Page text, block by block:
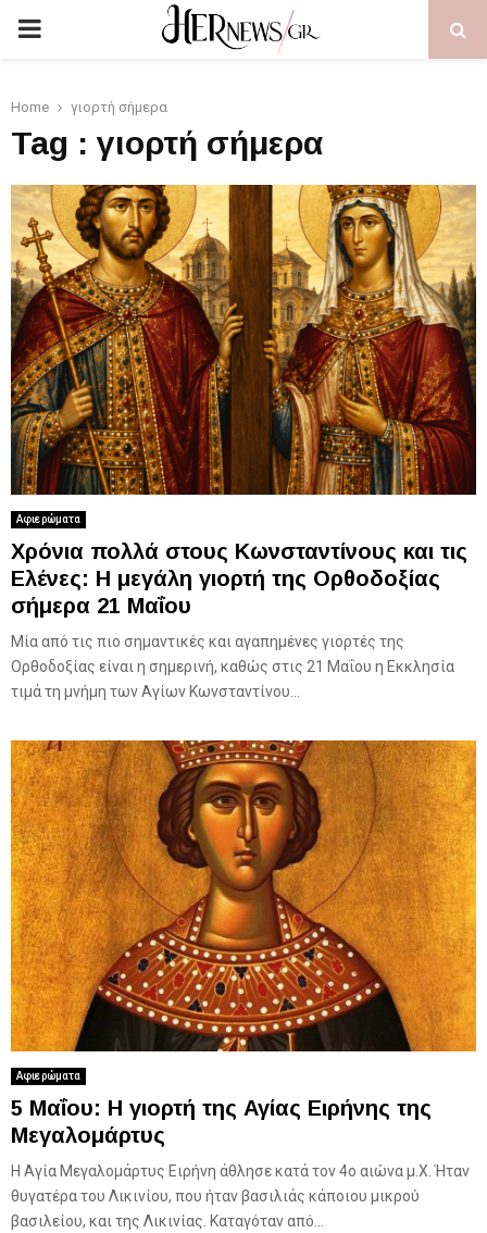
PRIMARY
Home γιορτή σήμερα
Tag : γιορτή σήμερα
Αφιερώματα
Χρόνια πολλά στους Κωνσταντίνους και τις
Ελένες: Η μεγάλη γιορτή της Ορθοδοξίας
σήμερα 21 Μαΐου
Μία από τις πιο σημαντικές και αγαπημένες γιορτές της
Ορθοδοξίας είναι η σημερινή, καθώς στις 21 Μαΐου η Εκκλησία
τιμά τη μνήμη των Αγίων Κωνσταντίνου...
Αφιερώματα
5 Μαΐου: Η γιορτή της Αγίας Ειρήνης της
Μεγαλομάρτυς
Η Αγία Μεγαλομάρτυς Ειρήνη άθλησε κατά τον 4ο αιώνα μ.Χ. Ήταν
θυγατέρα του Λικινίου, που ήταν βασιλιάς κάποιου μικρού
βασιλείου, και της Λικινίας. Καταγόταν από...